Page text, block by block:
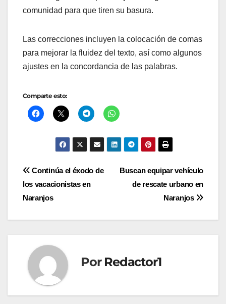
comunidad para que tiren su basura.
Las correcciones incluyen la colocación de comas
para mejorar la fluidez del texto, así como algunos
ajustes en la concordancia de las palabras.
Comparte esto:
Navegación
de
entradas
Buscan equipar vehículo
de rescate urbano en
Naranjos
Continúa el éxodo de
los vacacionistas en
Naranjos
Por Redactor1